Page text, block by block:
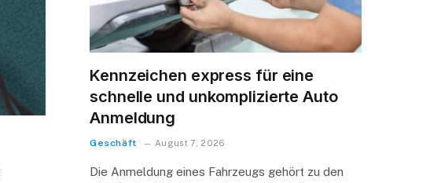
Kennzeichen express für eine
schnelle und unkomplizierte Auto
Anmeldung
Geschäft August 7, 2026
Die Anmeldung eines Fahrzeugs gehört zu den